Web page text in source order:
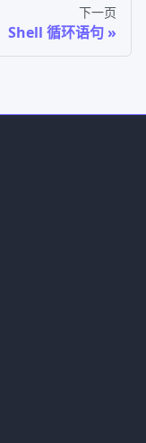
下一页
Shell 循环语句